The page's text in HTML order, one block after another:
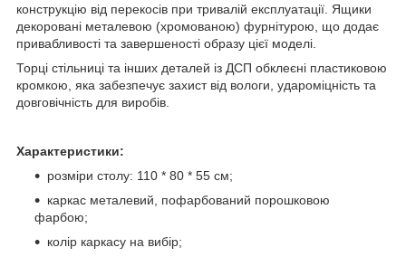
конструкцію від перекосів при тривалій експлуатації. Ящики
декоровані металевою (хромованою) фурнітурою, що додає
привабливості та завершеності образу цієї моделі.
Торці стільниці та інших деталей із ДСП обклеєні пластиковою
кромкою, яка забезпечує захист від вологи, удароміцність та
довговічність для виробів.
Характеристики:
розміри столу: 110 * 80 * 55 см;
каркас металевий, пофарбований порошковою
фарбою;
колір каркасу на вибір;